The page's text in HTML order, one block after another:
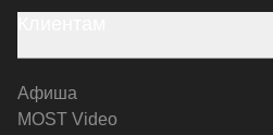
Афиша
MOST Video